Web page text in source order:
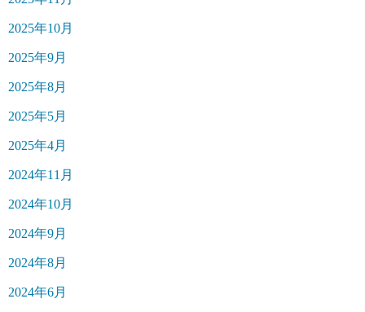
2025年10月
2025年9月
2025年8月
2025年5月
2025年4月
2024年11月
2024年10月
2024年9月
2024年8月
2024年6月